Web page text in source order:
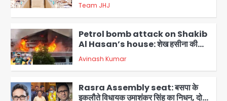
2 Team JHJ
3
Petrol bomb attack on Shakib
Al Hasan’s house: शेख हसीना की
वर्चुअल प्रेस कॉन्फ्रेंस में जुड़ने पर भड़का
गुस्सा, शाकिब अल हसन के मगुरा स्थित घर पर
पेट्रोल बम से हमला
Avinash Kumar
Rasra Assembly seat: बसपा के
इकलौते विधायक उमाशंकर सिंह का निधन, दो